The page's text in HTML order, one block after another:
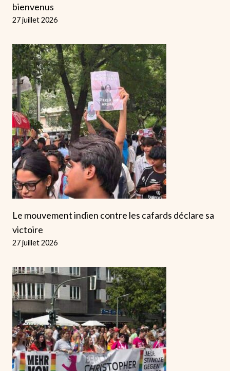
bienvenus
27 juillet 2026
Le mouvement indien contre les cafards déclare sa
victoire
27 juillet 2026